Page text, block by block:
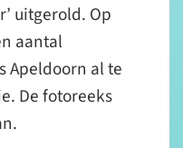
uitgerold. Op
aantal
Apeldoorn al te
De fotoreeks